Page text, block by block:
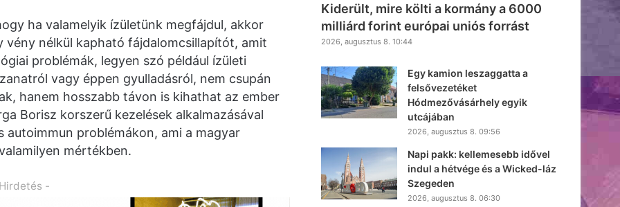
ha valamelyik ízületünk megfájdul, akkor
nélkül kapható fájdalomcsillapítót, amit
problémák, legyen szó például ízületi
vagy éppen gyulladásról, nem csupán
hanem hosszabb távon is kihathat az ember
Borisz korszerű kezelések alkalmazásával
autoimmun problémákon, ami a magyar
mértékben.
-
Kiderült, mire költi a kormány a 6000
milliárd forint európai uniós forrást
2026, augusztus 8. 10:44
Egy kamion leszaggatta a
felsővezetéket
Hódmezővásárhely egyik
utcájában
2026, augusztus 8. 09:56
Napi pakk: kellemesebb idővel
indul a hétvége és a Wicked-láz
Szegeden
2026, augusztus 8. 06:30